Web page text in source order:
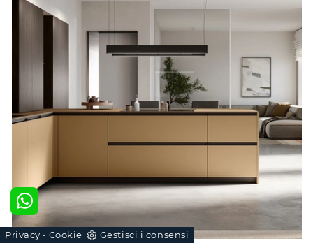
Privacy - Cookie Gestisci i consensi